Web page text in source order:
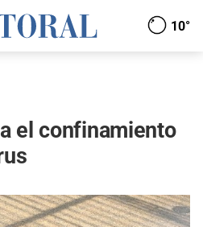
10°
el confinamiento